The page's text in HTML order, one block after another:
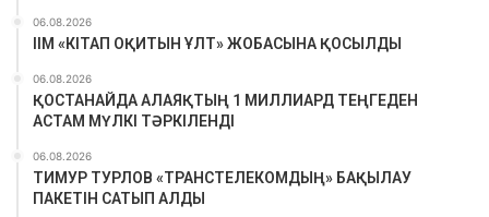
06.08.2026
ІІМ «КІТАП ОҚИТЫН ҰЛТ» ЖОБАСЫНА ҚОСЫЛДЫ
06.08.2026
ҚОСТАНАЙДА АЛАЯҚТЫҢ 1 МИЛЛИАРД ТЕҢГЕДЕН
АСТАМ МҮЛКІ ТӘРКІЛЕНДІ
06.08.2026
ТИМУР ТУРЛОВ «ТРАНСТЕЛЕКОМДЫҢ» БАҚЫЛАУ
ПАКЕТІН САТЫП АЛДЫ